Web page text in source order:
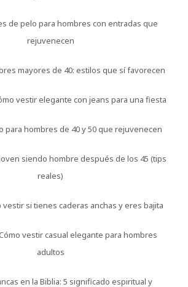
de pelo para hombres con entradas que
rejuvenecen
mayores de 40: estilos que sí favorecen
vestir elegante con jeans para una fiesta
para hombres de 40 y 50 que rejuvenecen
siendo hombre después de los 45 (tips
reales)
vestir si tienes caderas anchas y eres bajita
vestir casual elegante para hombres
adultos
en la Biblia: 5 significado espiritual y